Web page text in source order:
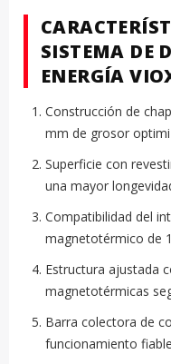
SISTEMA DE
ENERGÍA
Construcción de
mm de grosor
Superficie con
una mayor
Compatibilidad del
magnetotérmico de
Estructura ajustada
magnetotérmicas
Barra colectora de
funcionamiento